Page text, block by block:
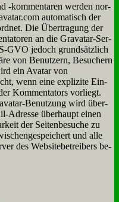
‑kom­men­ta­ren wer­den nor­
au­to­ma­tisch der
Die Über­tra­gung der
an die Grava­tar-Ser­
GVO je­doch grund­sätz­lich
von Be­nut­zern, Be­su­chern
ein Ava­tar von
wenn ei­ne ex­pli­zi­te Ein­
Kom­men­ta­tors vor­liegt.
Be­nut­zung wird über­
Adres­se über­haupt ei­nen
der Sei­ten­be­su­che zu
und al­le
des Web­site­be­trei­bers be­